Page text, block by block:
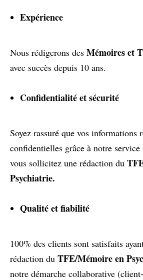
Expérience
Nous rédigerons des Mémoires et
avec succès depuis 10 ans.
Confidentialité et sécurité
Soyez rassuré que vos informations
confidentielles grâce à notre service
vous sollicitez une rédaction du
Psychiatrie.
Qualité et fiabilité
100% des clients sont satisfaits
rédaction du TFE/Mémoire en
notre démarche collaborative